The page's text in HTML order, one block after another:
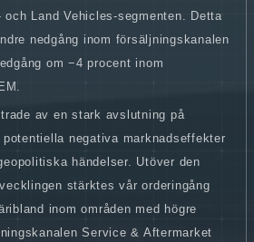
och Land Vehicles-segmenten. Detta
nedgång inom försäljningskanalen
om −4 procent inom
av en stark avslutning på
negativa marknadseffekter
händelser. Utöver den
stärktes vår orderingång
inom områden med högre
Service & Aftermarket